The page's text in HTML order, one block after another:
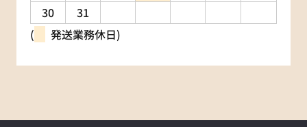
30
31
(
発送業務休日)